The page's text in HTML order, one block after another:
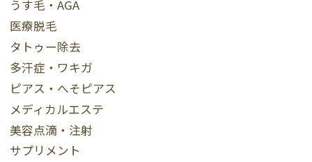
うす毛・AGA
医療脱毛
タトゥー除去
多汗症・ワキガ
ピアス・へそピアス
メディカルエステ
美容点滴・注射
サプリメント